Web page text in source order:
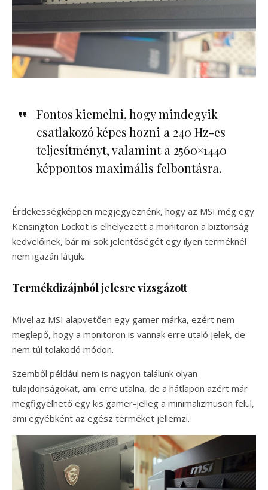
Fontos kiemelni, hogy mindegyik
csatlakozó képes hozni a 240 Hz-es
teljesítményt, valamint a 2560×1440
képpontos maximális felbontásra.
Érdekességképpen megjegyeznénk, hogy az MSI még egy
Kensington Lockot is elhelyezett a monitoron a biztonság
kedvelőinek, bár mi sok jelentőségét egy ilyen terméknél
nem igazán látjuk.
Termékdizájnból jelesre vizsgázott
Mivel az MSI alapvetően egy gamer márka, ezért nem
meglepő, hogy a monitoron is vannak erre utaló jelek, de
nem túl tolakodó módon.
Szemből például nem is nagyon találunk olyan
tulajdonságokat, ami erre utalna, de a hátlapon azért már
megfigyelhető egy kis gamer-jelleg a minimalizmuson felül,
ami egyébként az egész terméket jellemzi.